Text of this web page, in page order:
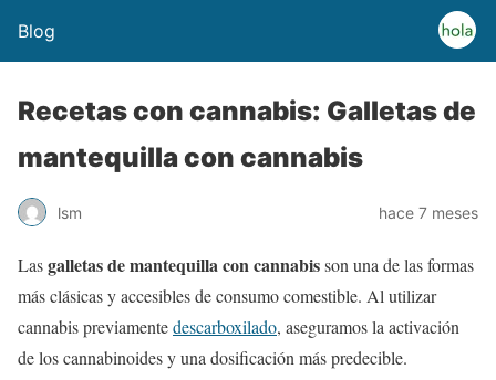
Blog
Recetas con cannabis: Galletas de
mantequilla con cannabis
lsm hace 7 meses
Lasgalletas de mantequilla con cannabisson una de las formas
más clásicas y accesibles de consumo comestible. Al utilizar
cannabis previamentedescarboxilado, aseguramos la activación
de los cannabinoides y una dosificación más predecible.